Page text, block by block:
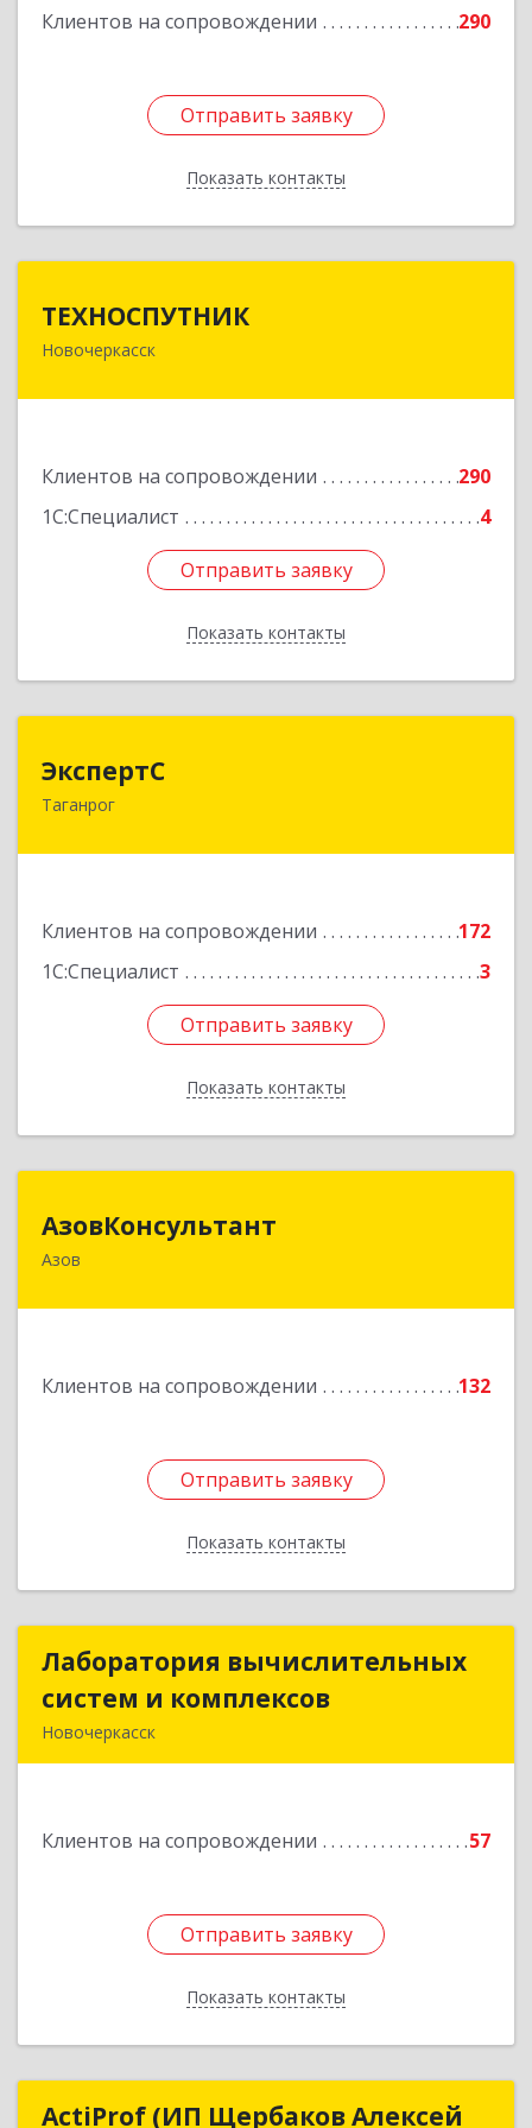
Клиентов на сопровождении 290
Отправить заявку
Показать контакты
Отправить заявку
Назад
ТЕХНОСПУТНИК
Новочеркасск
Клиентов на сопровождении
290
1С:Специалист
4
Отправить заявку
Показать контакты
346400, Ростовская обл, Новочеркасск г,
Отправить заявку
Назад
ЭкспертС
Таганрог
Клиентов на сопровождении
172
1С:Специалист
3
Отправить заявку
Показать контакты
Отправить заявку
Назад
АзовКонсультант
Азов
Клиентов на сопровождении 132
Отправить заявку
Показать контакты
346780, Ростовская обл, Азов г, Петровский б-р,
Отправить заявку
Назад
Лаборатория вычислительных
систем и комплексов
Новочеркасск
Клиентов на сопровождении 57
Отправить заявку
Показать контакты
Лаборатория вычислительных
систем и комплексов
Подробнее
Отправить заявку
Назад
ActiProf (ИП Щербаков Алексей
ActiProf (ИП Щербаков Алексей